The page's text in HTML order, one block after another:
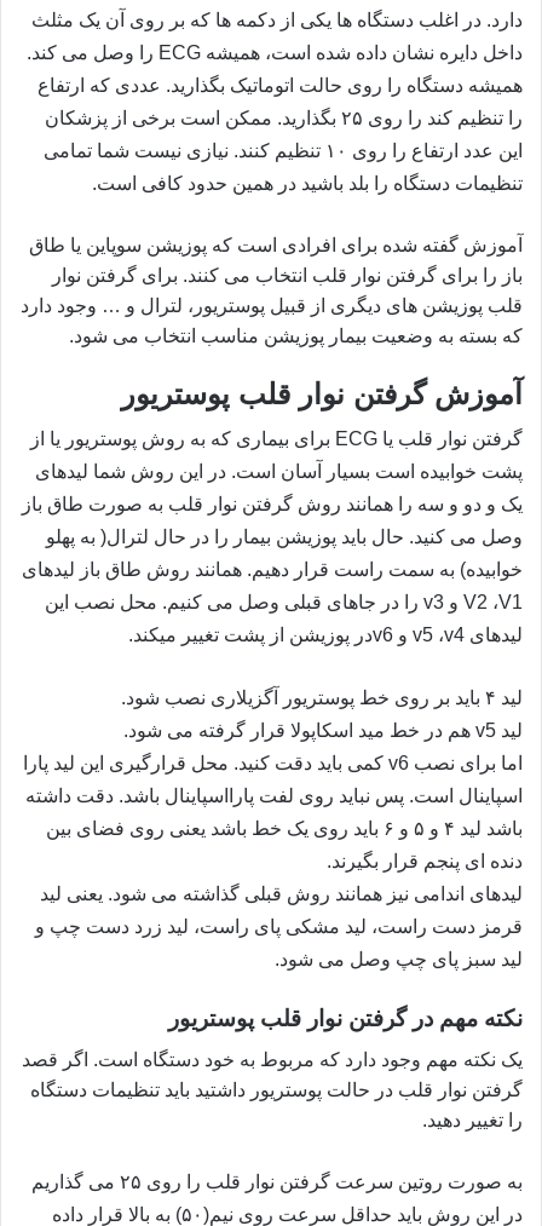
دارد. در اغلب دستگاه ها یکی از دکمه ها که بر روی آن یک مثلث
داخل دایره نشان داده شده است، همیشه ECG را وصل می کند.
همیشه دستگاه را روی حالت اتوماتیک بگذارید. عددی که ارتفاع
را تنظیم کند را روی ۲۵ بگذارید. ممکن است برخی از پزشکان
این عدد ارتفاع را روی ۱۰ تنظیم کنند. نیازی نیست شما تمامی
تنظیمات دستگاه را بلد باشید در همین حدود کافی است.
آموزش گفته شده برای افرادی است که پوزیشن سوپاین یا طاق
باز را برای گرفتن نوار قلب انتخاب می کنند. برای گرفتن نوار
قلب پوزیشن های دیگری از قبیل پوستریور، لترال و … وجود دارد
که بسته به وضعیت بیمار پوزیشن مناسب انتخاب می شود.
آموزش گرفتن نوار قلب پوستریور
گرفتن نوار قلب یا ECG برای بیماری که به روش پوستریور یا از
پشت خوابیده است بسیار آسان است. در این روش شما لیدهای
یک و دو و سه را همانند روش گرفتن نوار قلب به صورت طاق باز
وصل می کنید. حال باید پوزیشن بیمار را در حال لترال( به پهلو
خوابیده) به سمت راست قرار دهیم. همانند روش طاق باز لیدهای
V1، V2 و v3 را در جاهای قبلی وصل می کنیم. محل نصب این
لیدهای v4، v5 و v6در پوزیشن از پشت تغییر میکند.
لید ۴ باید بر روی خط پوستریور آگزیلاری نصب شود.
لید v5 هم در خط مید اسکاپولا قرار گرفته می شود.
اما برای نصب v6 کمی باید دقت کنید. محل قرارگیری این لید پارا
اسپاینال است. پس نباید روی لفت پارااسپاینال باشد. دقت داشته
باشد لید ۴ و ۵ و ۶ باید روی یک خط باشد یعنی روی فضای بین
دنده ای پنجم قرار بگیرند.
لیدهای اندامی نیز همانند روش قبلی گذاشته می شود. یعنی لید
قرمز دست راست، لید مشکی پای راست، لید زرد دست چپ و
لید سبز پای چپ وصل می شود.
نکته مهم در گرفتن نوار قلب پوستریور
یک نکته مهم وجود دارد که مربوط به خود دستگاه است. اگر قصد
گرفتن نوار قلب در حالت پوستریور داشتید باید تنظیمات دستگاه
را تغییر دهید.
به صورت روتین سرعت گرفتن نوار قلب را روی ۲۵ می گذاریم
در این روش باید حداقل سرعت روی نیم(۵۰) به بالا قرار داده